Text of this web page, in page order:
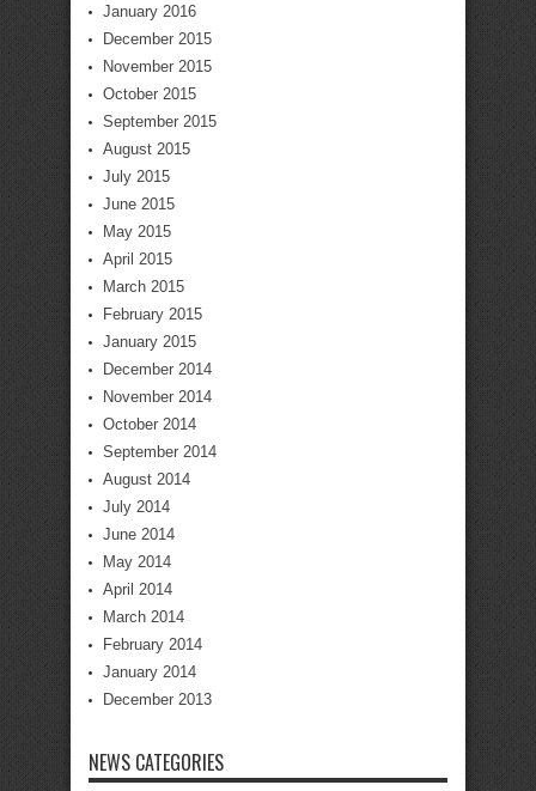
January 2016
December 2015
November 2015
October 2015
September 2015
August 2015
July 2015
June 2015
May 2015
April 2015
March 2015
February 2015
January 2015
December 2014
November 2014
October 2014
September 2014
August 2014
July 2014
June 2014
May 2014
April 2014
March 2014
February 2014
January 2014
December 2013
NEWS CATEGORIES